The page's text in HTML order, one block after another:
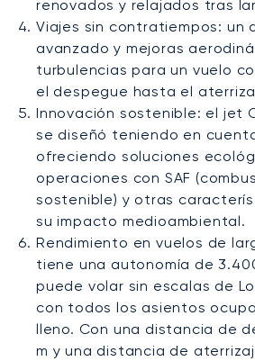
renovados y relajados tras
Viajes sin contratiempos: un
avanzado y mejoras
turbulencias para un vuelo
el despegue hasta el
Innovación sostenible: el jet
se diseñó teniendo en
ofreciendo soluciones
operaciones con SAF
sostenible) y otras
su impacto medioambiental.
Rendimiento en vuelos de
tiene una autonomía de
puede volar sin escalas de
con todos los asientos
lleno. Con una distancia de
m y una distancia de